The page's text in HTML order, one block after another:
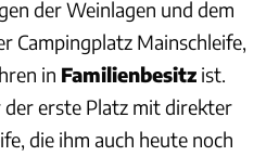
der Weinlagen und dem
Campingplatz Mainschleife,
in Familienbesitz ist.
erste Platz mit direkter
die ihm auch heute noch